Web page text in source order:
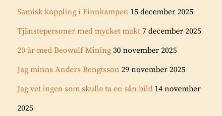
Samisk koppling i Finnkampen 15 december 2025
Tjänstepersoner med mycket makt 7 december 2025
20 år med Beowulf Mining 30 november 2025
Jag minns Anders Bengtsson 29 november 2025
Jag vet ingen som skulle ta en sån bild 14 november
2025